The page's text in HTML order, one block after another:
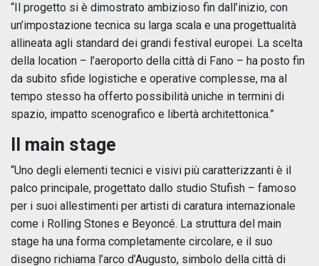
“Il progetto si è dimostrato ambizioso fin dall’inizio, con
un’impostazione tecnica su larga scala e una progettualità
allineata agli standard dei grandi festival europei. La scelta
della location – l’aeroporto della città di Fano – ha posto fin
da subito sfide logistiche e operative complesse, ma al
tempo stesso ha offerto possibilità uniche in termini di
spazio, impatto scenografico e libertà architettonica.”
Il main stage
“Uno degli elementi tecnici e visivi più caratterizzanti è il
palco principale, progettato dallo studio Stufish – famoso
per i suoi allestimenti per artisti di caratura internazionale
come i Rolling Stones e Beyoncé. La struttura del main
stage ha una forma completamente circolare, e il suo
disegno richiama l’arco d’Augusto, simbolo della città di